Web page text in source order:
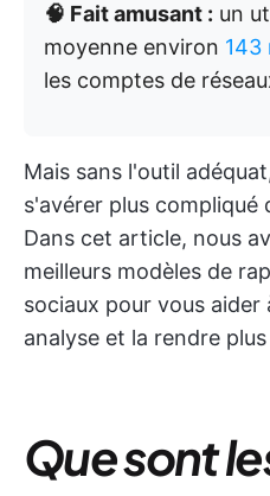
🧠 Fait amusant : un
moyenne environ 143
les comptes de
Mais sans l'outil
s'avérer plus compliqué
Dans cet article, nous
meilleurs modèles de
sociaux pour vous
analyse et la rendre
Que sont